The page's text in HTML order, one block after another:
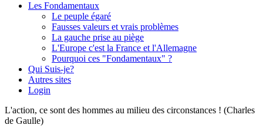
Les Fondamentaux
Le peuple égaré
Fausses valeurs et vrais problèmes
La gauche prise au piège
L'Europe c'est la France et l'Allemagne
Pourquoi ces "Fondamentaux" ?
Qui Suis-je?
Autres sites
Login
L'action, ce sont des hommes au milieu des circonstances ! (Charles
de Gaulle)